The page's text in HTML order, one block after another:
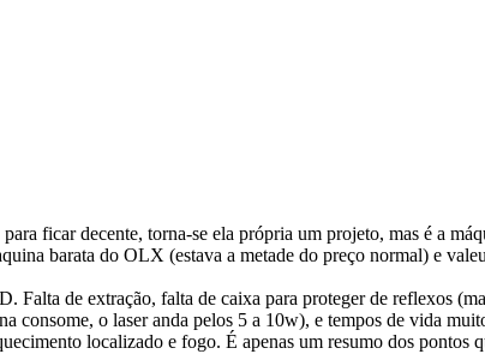
ficar decente, torna-se ela própria um projeto, mas é a
barata do OLX (estava a metade do preço normal) e
Falta de extração, falta de caixa para proteger de reflexos
consome, o laser anda pelos 5 a 10w), e tempos de vida
localizado e fogo. É apenas um resumo dos pontos